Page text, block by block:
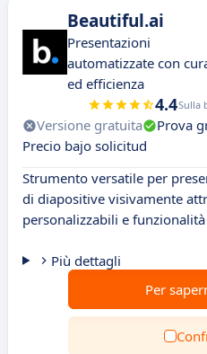
Beautiful.ai
Presentazioni
automatizzate con
ed efficienza
4.4Sulla
Versione gratuita Prova
Precio bajo solicitud
Strumento versatile per
di diapositive visivamente
personalizzabili e
Più dettagli
Per